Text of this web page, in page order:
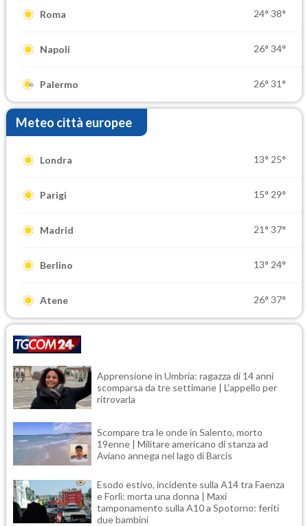
Roma 24° 38°
Napoli 26° 34°
Palermo 26° 31°
Meteo città europee
Londra 13° 25°
Parigi 15° 29°
Madrid 21° 37°
Berlino 13° 24°
Atene 26° 37°
Apprensione in Umbria: ragazza di 14 anni
scomparsa da tre settimane | L'appello per
ritrovarla
Scompare tra le onde in Salento, morto
19enne | Militare americano di stanza ad
Aviano annega nel lago di Barcis
Esodo estivo, incidente sulla A14 tra Faenza
e Forlì: morta una donna | Maxi
tamponamento sulla A10 a Spotorno: feriti
due bambini